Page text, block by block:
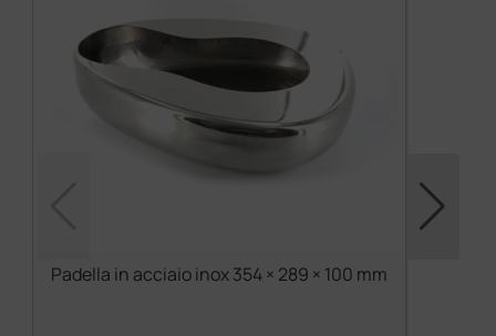
Padella in acciaio inox 354 × 289 × 100 mm